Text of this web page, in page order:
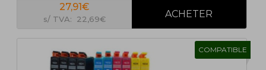
27,91€
s/ TVA: 22,69€
COMPATIBLE